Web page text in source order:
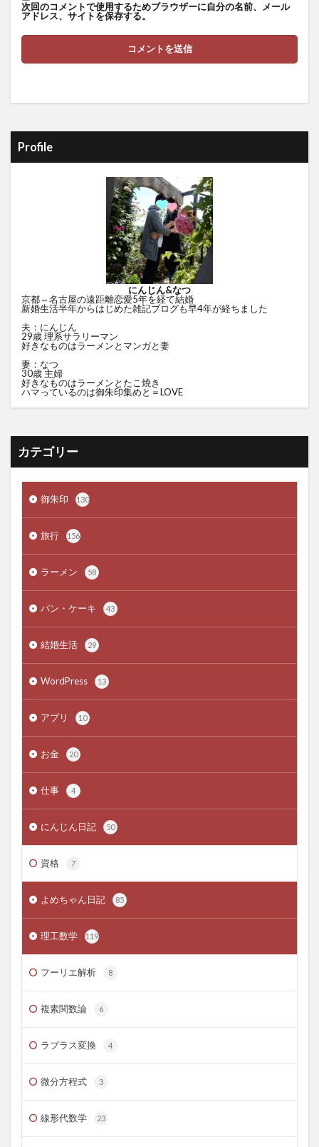
次回のコメントで使用するためブラウザーに自分の名前、メール
アドレス、サイトを保存する。
Profile
にんじん&なつ
京都⇔名古屋の遠距離恋愛5年を経て結婚
新婚生活半年からはじめた雑記ブログも早4年が経ちました
夫：にんじん
29歳 理系サラリーマン
好きなものはラーメンとマンガと妻
妻：なつ
30歳 主婦
好きなものはラーメンとたこ焼き
ハマっているのは御朱印集めと＝LOVE
カテゴリー
御朱印 130
旅行 156
ラーメン 58
パン・ケーキ 43
結婚生活 29
WordPress 13
アプリ 10
お金 20
仕事 4
にんじん日記 50
資格 7
よめちゃん日記 85
理工数学 119
フーリエ解析 8
複素関数論 6
ラプラス変換 4
微分方程式 3
線形代数学 23